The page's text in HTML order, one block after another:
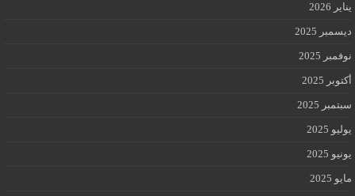
يناير 2026
ديسمبر 2025
نوفمبر 2025
أكتوبر 2025
سبتمبر 2025
يوليو 2025
يونيو 2025
مايو 2025